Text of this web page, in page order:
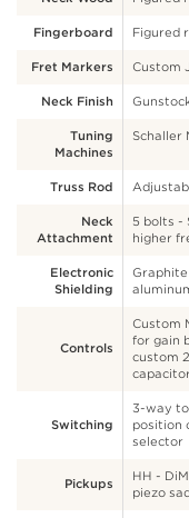
Fingerboard Figured
Fret Markers Custom
Neck Finish
Tuning
Machines
Schaller
Truss Rod
Neck
Attachment
5 bolts -
higher
Electronic
Shielding
Controls
Custom
for gain
custom
Switching
3-way
position
selector
Pickups
HH -
piezo